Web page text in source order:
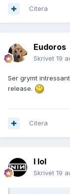
Citera
Eudoros
Skrivet 19
Ser grymt
release.
Citera
I lol
Skrivet 19